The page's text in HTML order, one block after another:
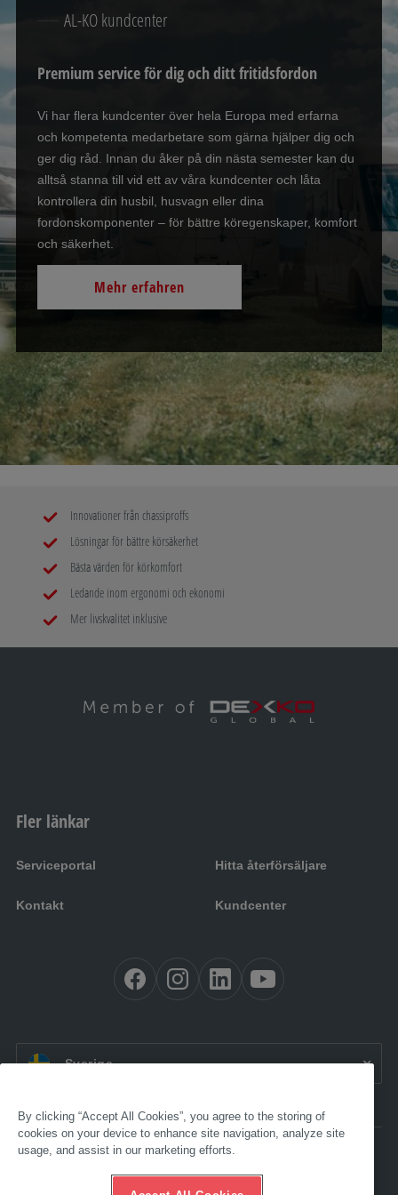
AL-KO kundcenter
Premium service för dig och ditt fritidsfordon
Vi har flera kundcenter över hela Europa med erfarna
och kompetenta medarbetare som gärna hjälper dig och
ger dig råd. Innan du åker på din nästa semester kan du
alltså stanna till vid ett av våra kundcenter och låta
kontrollera din husbil, husvagn eller dina
fordonskomponenter – för bättre köregenskaper, komfort
och säkerhet.
Mehr erfahren
Innovationer från chassiproffs
Lösningar för bättre körsäkerhet
Bästa värden för körkomfort
Ledande inom ergonomi och ekonomi
Mer livskvalitet inklusive
Fler länkar
Serviceportal Hitta återförsäljare
Kontakt Kundcenter
SV: Sverige
Tillgänglighet
Redaktionell ruta
Allmänna försäljningsvillkor
By clicking “Accept All Cookies”, you agree to the storing of
cookies on your device to enhance site navigation, analyze site
usage, and assist in our marketing efforts.